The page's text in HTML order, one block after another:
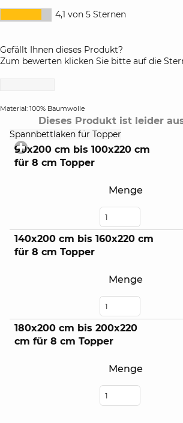
4,1 von 5 Sternen
Gefällt Ihnen dieses Produkt?
Zum bewerten klicken Sie bitte auf die
Material: 100% Baumwolle
Dieses Produkt ist leider
Spannbettlaken für Topper
to
expand
90x200 cm bis 100x220 cm
für 8 cm Topper
Menge
140x200 cm bis 160x220 cm
für 8 cm Topper
Menge
180x200 cm bis 200x220
cm für 8 cm Topper
Menge